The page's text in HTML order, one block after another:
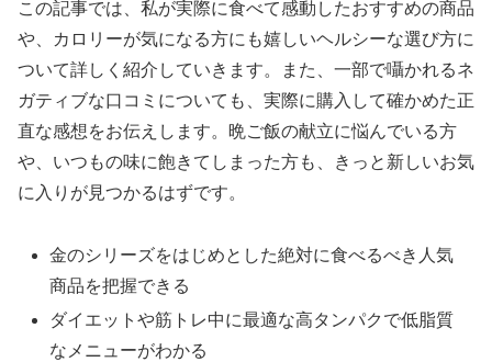
この記事では、私が実際に食べて感動したおすすめの商品
や、カロリーが気になる方にも嬉しいヘルシーな選び方に
ついて詳しく紹介していきます。また、一部で囁かれるネ
ガティブな口コミについても、実際に購入して確かめた正
直な感想をお伝えします。晩ご飯の献立に悩んでいる方
や、いつもの味に飽きてしまった方も、きっと新しいお気
に入りが見つかるはずです。
金のシリーズをはじめとした絶対に食べるべき人気
商品を把握できる
ダイエットや筋トレ中に最適な高タンパクで低脂質
なメニューがわかる